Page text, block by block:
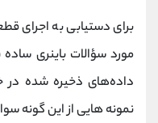
برای دستیابی به اجرای
مورد سؤالات باینری
داده‌های ذخیره شده در
نمونه هایی از این گونه